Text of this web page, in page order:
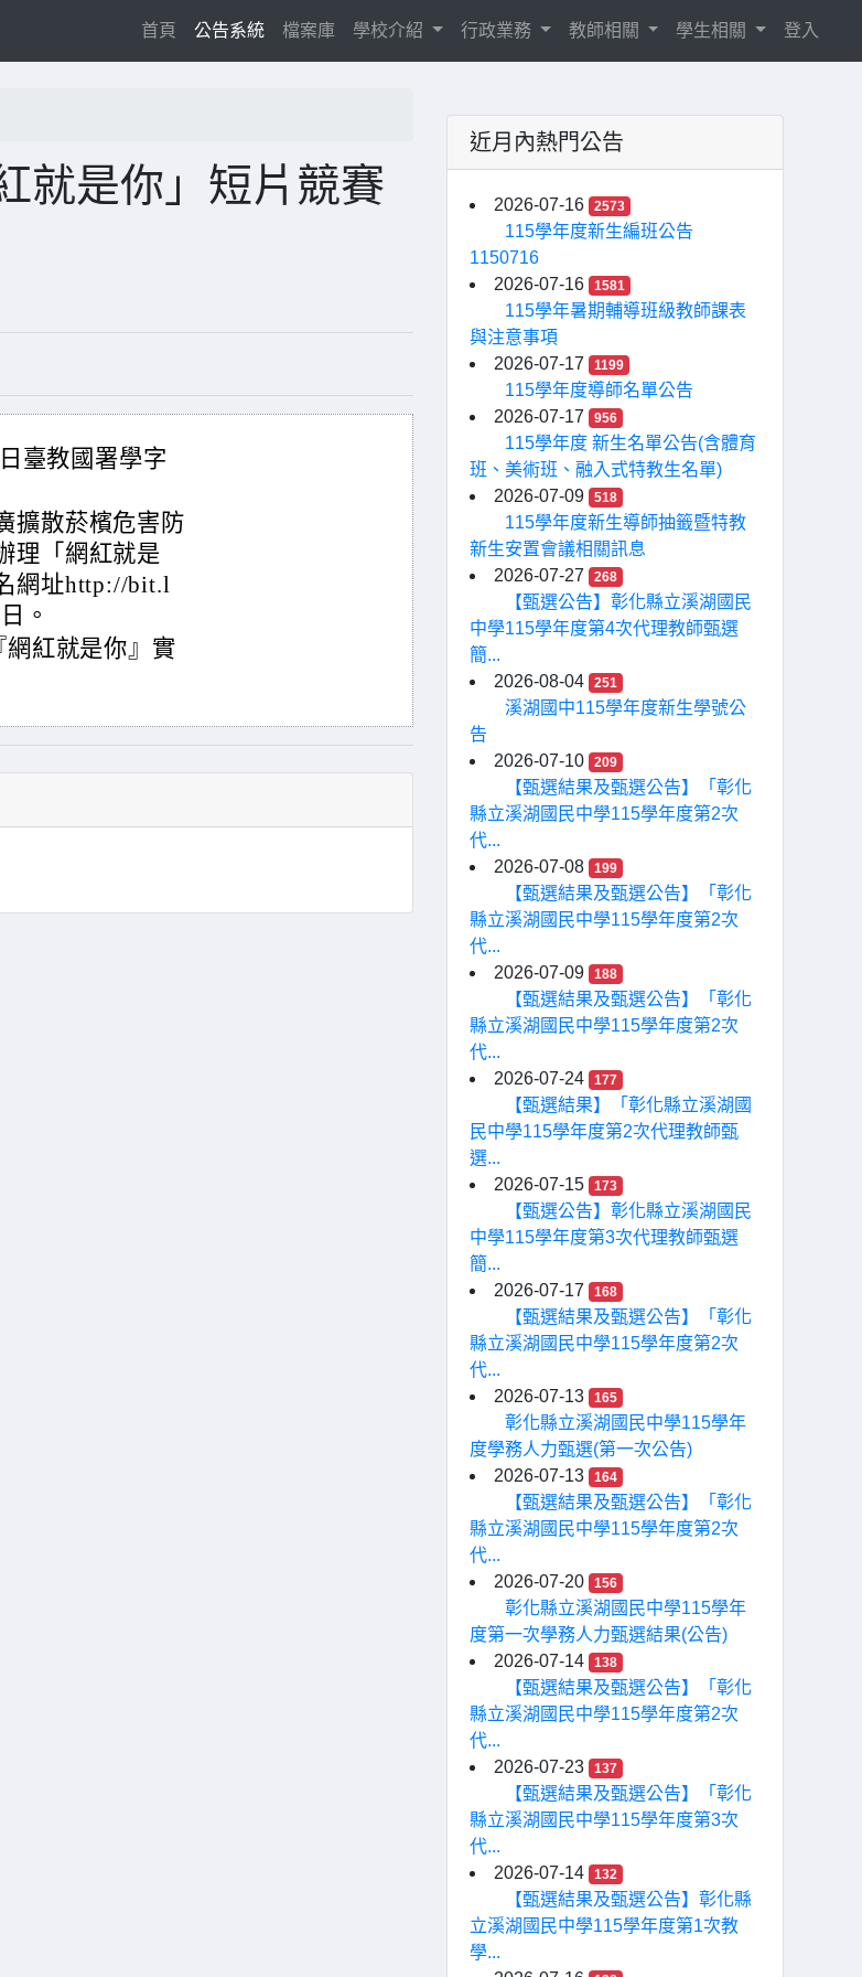
首頁 (current)
公告系統 檔案庫 學校介紹 行政業務 教師相關 學生相關 登入
就是你」短片競賽
臺教國署學字
擴散菸檳危害防
理「網紅就是
網址http://bit.l
。
紅就是你』實
近月內熱門公告
2026-07-16 2573
115學年度新生編班公告
1150716
2026-07-16
1581
115學年暑期輔導班級教師課表
與注意事項
2026-07-17
1199
115學年度導師名單公告
2026-07-17
956
115學年度 新生名單公告(含體育
班、美術班、融入式特教生名單)
2026-07-09
518
115學年度新生導師抽籤暨特教
新生安置會議相關訊息
2026-07-27
268
【甄選公告】彰化縣立溪湖國民
中學115學年度第4次代理教師甄選
簡...
2026-08-04
251
溪湖國中115學年度新生學號公
告
2026-07-10
209
【甄選結果及甄選公告】「彰化
縣立溪湖國民中學115學年度第2次
代...
2026-07-08
199
【甄選結果及甄選公告】「彰化
縣立溪湖國民中學115學年度第2次
代...
2026-07-09
188
【甄選結果及甄選公告】「彰化
縣立溪湖國民中學115學年度第2次
代...
2026-07-24
177
【甄選結果】「彰化縣立溪湖國
民中學115學年度第2次代理教師甄
選...
2026-07-15
173
【甄選公告】彰化縣立溪湖國民
中學115學年度第3次代理教師甄選
簡...
2026-07-17
168
【甄選結果及甄選公告】「彰化
縣立溪湖國民中學115學年度第2次
代...
2026-07-13
165
彰化縣立溪湖國民中學115學年
度學務人力甄選(第一次公告)
2026-07-13
164
【甄選結果及甄選公告】「彰化
縣立溪湖國民中學115學年度第2次
代...
2026-07-20
156
彰化縣立溪湖國民中學115學年
度第一次學務人力甄選結果(公告)
2026-07-14
138
【甄選結果及甄選公告】「彰化
縣立溪湖國民中學115學年度第2次
代...
2026-07-23
137
【甄選結果及甄選公告】「彰化
縣立溪湖國民中學115學年度第3次
代...
2026-07-14
132
【甄選結果及甄選公告】彰化縣
立溪湖國民中學115學年度第1次教
學...